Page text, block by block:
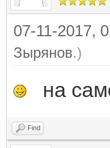
07-11-2017,
Зырянов.)
на
Find